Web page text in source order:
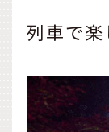
列車で楽